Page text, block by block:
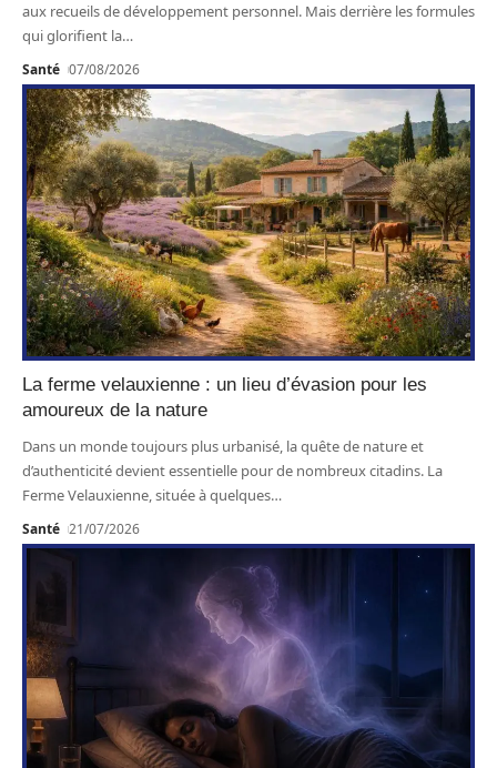
aux recueils de développement personnel. Mais derrière les formules
qui glorifient la…
Santé 07/08/2026
La ferme velauxienne : un lieu d’évasion pour les
amoureux de la nature
Dans un monde toujours plus urbanisé, la quête de nature et
d’authenticité devient essentielle pour de nombreux citadins. La
Ferme Velauxienne, située à quelques…
Santé 21/07/2026